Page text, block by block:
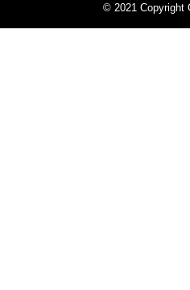
© 2021 Copyright